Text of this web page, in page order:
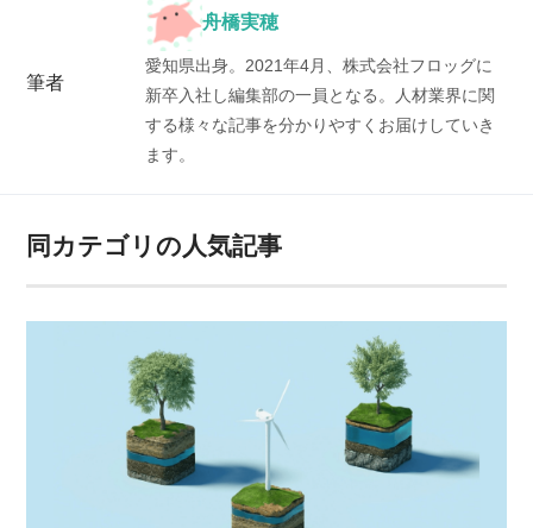
筆者
舟橋実穂
愛知県出身。2021年4月、株式会社フロッグに
新卒入社し編集部の一員となる。人材業界に関
する様々な記事を分かりやすくお届けしていき
ます。
同カテゴリの人気記事